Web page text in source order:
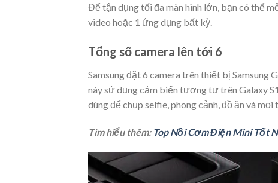
Để tận dụng tối đa màn hình lớn, bạn có thể
video hoặc 1 ứng dụng bất kỳ.
Tổng số camera lên tới 6
Samsung đặt 6 camera trên thiết bị Samsung
này sử dụng cảm biến tương tự trên Galaxy
dùng để chụp selfie, phong cảnh, đồ ăn và mọi
Tìm hiểu thêm: Top Nồi Cơm Điện Mini Tốt